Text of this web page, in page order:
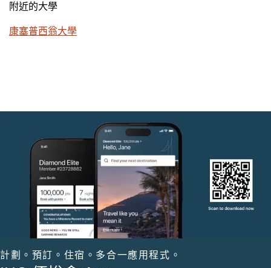
附近的大學
康塞普西翁大學
計劃。預訂。住宿。多合一應用程式。